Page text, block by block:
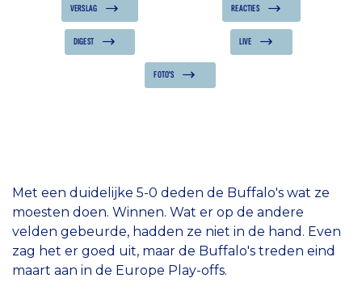
VERSLAG REACTIES
DIGEST LIVE
FOTO'S
Met een duidelijke 5-0 deden de Buffalo's wat ze
moesten doen. Winnen. Wat er op de andere
velden gebeurde, hadden ze niet in de hand. Even
zag het er goed uit, maar de Buffalo's treden eind
maart aan in de Europe Play-offs.